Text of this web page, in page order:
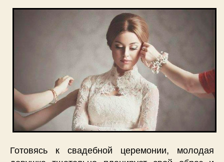
Готовясь к свадебной церемонии, молодая